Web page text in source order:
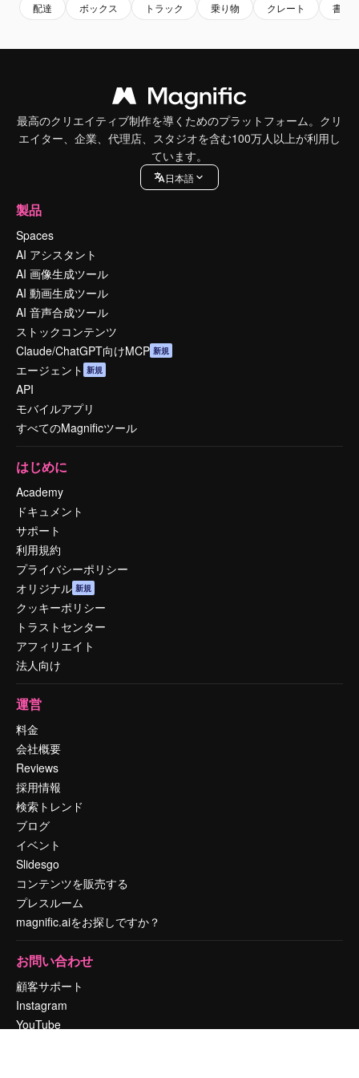
配達 ボックス トラック 乗り物 クレート 書き
最高のクリエイティブ制作を導くためのプラットフォーム。クリ
エイター、企業、代理店、スタジオを含む100万人以上が利用し
ています。
日本語
製品
Spaces
AI アシスタント
AI 画像生成ツール
AI 動画生成ツール
AI 音声合成ツール
ストックコンテンツ
Claude/ChatGPT向けMCP 新規
エージェント 新規
API
モバイルアプリ
すべてのMagnificツール
はじめに
Academy
ドキュメント
サポート
利用規約
プライバシーポリシー
オリジナル 新規
クッキーポリシー
トラストセンター
アフィリエイト
法人向け
運営
料金
会社概要
Reviews
採用情報
検索トレンド
ブログ
イベント
Slidesgo
コンテンツを販売する
プレスルーム
magnific.aiをお探しですか？
お問い合わせ
顧客サポート
Instagram
YouTube